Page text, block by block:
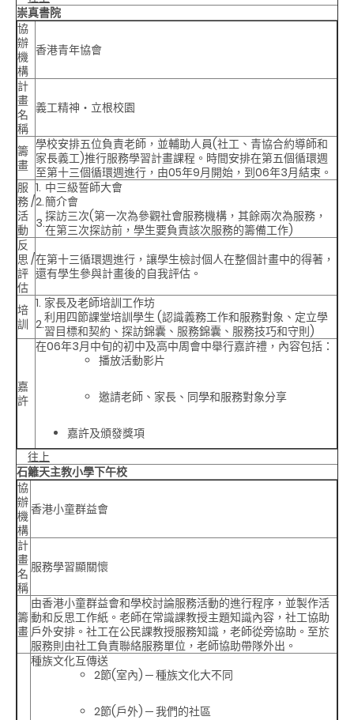
崇真書院
協
辦
機
構
香港青年協會
計
畫
名
稱
義工精神‧立根校園
籌
畫
學校安排五位負責老師，並輔助人員(社工、青協合約導師和
家長義工)推行服務學習計畫課程。時間安排在第五個循環週
至第十三個循環週進行，由05年9月開始，到06年3月結束。
服
務 /
活
動
1. 中三級誓師大會
2.簡介會
3.探訪三次(第一次為參觀社會服務機構，其餘兩次為服務，
在第三次探訪前，學生要負責該次服務的籌備工作)
反
思 /
評
估
在第十三循環週進行，讓學生檢討個人在整個計畫中的得著，
還有學生參與計畫後的自我評估。
培
訓
1. 家長及老師培訓工作坊
2.利用四節課堂培訓學生 (認識義務工作和服務對象、定立學
習目標和契約、探訪錦囊、服務錦囊、服務技巧和守則)
嘉
許
在06年3月中旬的初中及高中周會中舉行嘉許禮，內容包括：
播放活動影片
邀請老師、家長、同學和服務對象分享
嘉許及頒發獎項
往上
石籬天主教小學下午校
協
辦
機
構
香港小童群益會
計
畫
名
稱
服務學習顯關懷
籌
畫
由香港小童群益會和學校討論服務活動的進行程序，並製作活
動和反思工作紙。老師在常識課教授主題知識內容，社工協助
戶外安排。社工在公民課教授服務知識，老師從旁協助。至於
服務則由社工負責聯絡服務單位，老師協助帶隊外出。
種族文化互傳送
2節(室內) ─ 種族文化大不同
2節(戶外) ─ 我們的社區